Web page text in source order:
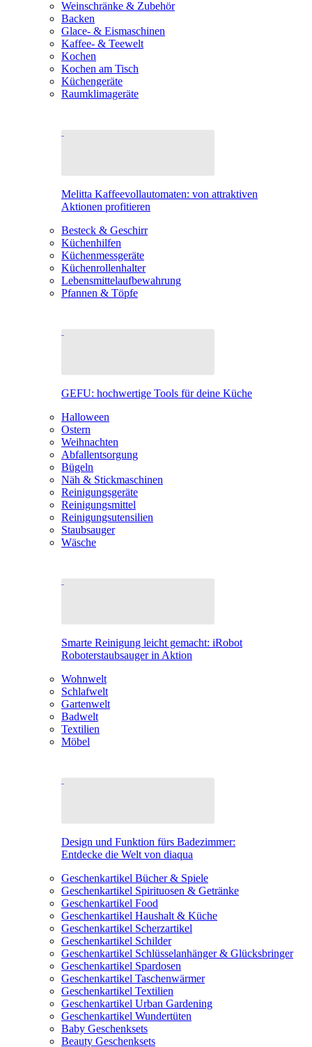
Weinschränke & Zubehör
Backen
Glace- & Eismaschinen
Kaffee- & Teewelt
Kochen
Kochen am Tisch
Küchengeräte
Raumklimageräte
Melitta Kaffeevollautomaten: von attraktiven
Aktionen profitieren
Besteck & Geschirr
Küchenhilfen
Küchenmessgeräte
Küchenrollenhalter
Lebensmittelaufbewahrung
Pfannen & Töpfe
GEFU: hochwertige Tools für deine Küche
Halloween
Ostern
Weihnachten
Abfallentsorgung
Bügeln
Näh & Stickmaschinen
Reinigungsgeräte
Reinigungsmittel
Reinigungsutensilien
Staubsauger
Wäsche
Smarte Reinigung leicht gemacht: iRobot
Roboterstaubsauger in Aktion
Wohnwelt
Schlafwelt
Gartenwelt
Badwelt
Textilien
Möbel
Design und Funktion fürs Badezimmer:
Entdecke die Welt von diaqua
Geschenkartikel Bücher & Spiele
Geschenkartikel Spirituosen & Getränke
Geschenkartikel Food
Geschenkartikel Haushalt & Küche
Geschenkartikel Scherzartikel
Geschenkartikel Schilder
Geschenkartikel Schlüsselanhänger & Glücksbringer
Geschenkartikel Spardosen
Geschenkartikel Taschenwärmer
Geschenkartikel Textilien
Geschenkartikel Urban Gardening
Geschenkartikel Wundertüten
Baby Geschenksets
Beauty Geschenksets